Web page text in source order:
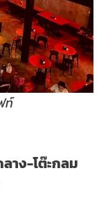
ท์
าง-โต๊ะกลม